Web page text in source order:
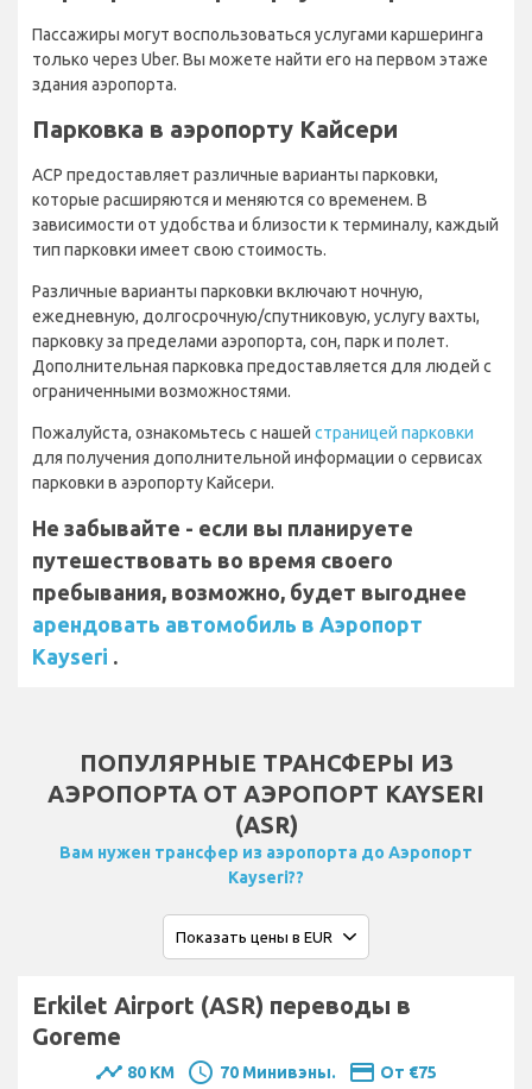
Пассажиры могут воспользоваться услугами каршеринга
только через Uber. Вы можете найти его на первом этаже
здания аэропорта.
Парковка в аэропорту Кайсери
АСР предоставляет различные варианты парковки,
которые расширяются и меняются со временем. В
зависимости от удобства и близости к терминалу, каждый
тип парковки имеет свою стоимость.
Различные варианты парковки включают ночную,
ежедневную, долгосрочную/спутниковую, услугу вахты,
парковку за пределами аэропорта, сон, парк и полет.
Дополнительная парковка предоставляется для людей с
ограниченными возможностями.
Пожалуйста, ознакомьтесь с нашей страницей парковки
для получения дополнительной информации о сервисах
парковки в аэропорту Кайсери.
Не забывайте - если вы планируете
путешествовать во время своего
пребывания, возможно, будет выгоднее
арендовать автомобиль в Аэропорт
Kayseri .
ПОПУЛЯРНЫЕ ТРАНСФЕРЫ ИЗ
АЭРОПОРТА ОТ АЭРОПОРТ KAYSERI
(ASR)
Вам нужен трансфер из аэропорта до Аэропорт
Kayseri??
Erkilet Airport (ASR) переводы в
Goreme
timeline 80 KM schedule 70 Минивэны. payment От €75